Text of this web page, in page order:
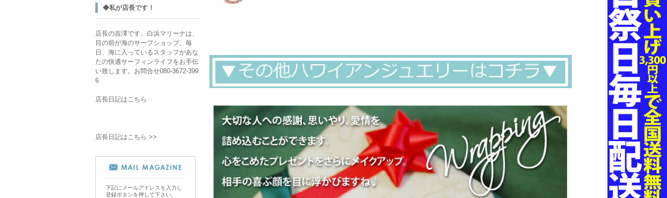
◆私が店長です！
店長の吉澤です。白浜マリーナは、
目の前が海のサーフショップ。毎
日、海に入っているスタッフがあな
たの快適サーフィンライフをお手伝
い致します。お問合せ080-3672-399
6
店長日記はこちら
店長日記はこちら >>
下記にメールアドレスを入力し
登録ボタンを押して下さい。